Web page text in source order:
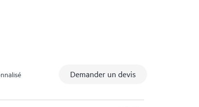
Demander un devis